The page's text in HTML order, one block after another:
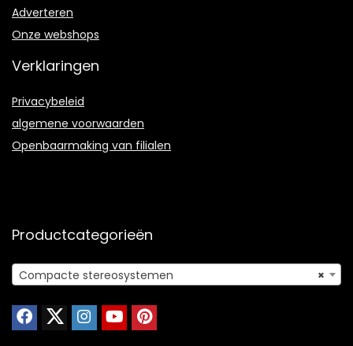
Adverteren
Onze webshops
Verklaringen
Privacybeleid
algemene voorwaarden
Openbaarmaking van filialen
Productcategorieën
×
Compacte stereosystemen